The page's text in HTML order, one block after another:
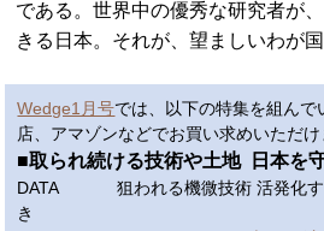
である。世界中の優秀な研究者が
きる日本。それが、望ましいわが
Wedge1月号では、以下の特集を組ん
店、アマゾンなどでお買い求めいただけ
■取られ続ける技術や土地 日本を
DATA 狙われる機微技術 活発化す
き